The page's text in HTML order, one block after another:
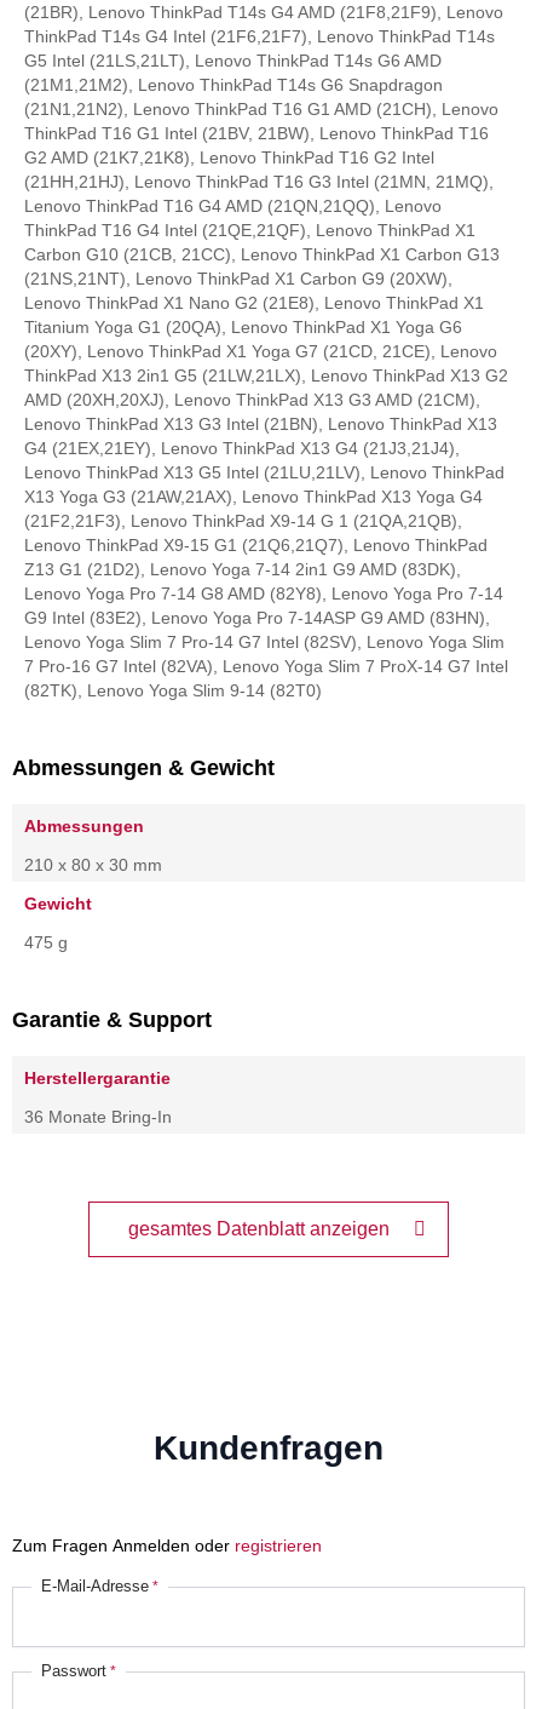
(21BR), Lenovo ThinkPad T14s G4 AMD (21F8,21F9), Lenovo
ThinkPad T14s G4 Intel (21F6,21F7), Lenovo ThinkPad T14s
G5 Intel (21LS,21LT), Lenovo ThinkPad T14s G6 AMD
(21M1,21M2), Lenovo ThinkPad T14s G6 Snapdragon
(21N1,21N2), Lenovo ThinkPad T16 G1 AMD (21CH), Lenovo
ThinkPad T16 G1 Intel (21BV, 21BW), Lenovo ThinkPad T16
G2 AMD (21K7,21K8), Lenovo ThinkPad T16 G2 Intel
(21HH,21HJ), Lenovo ThinkPad T16 G3 Intel (21MN, 21MQ),
Lenovo ThinkPad T16 G4 AMD (21QN,21QQ), Lenovo
ThinkPad T16 G4 Intel (21QE,21QF), Lenovo ThinkPad X1
Carbon G10 (21CB, 21CC), Lenovo ThinkPad X1 Carbon G13
(21NS,21NT), Lenovo ThinkPad X1 Carbon G9 (20XW),
Lenovo ThinkPad X1 Nano G2 (21E8), Lenovo ThinkPad X1
Titanium Yoga G1 (20QA), Lenovo ThinkPad X1 Yoga G6
(20XY), Lenovo ThinkPad X1 Yoga G7 (21CD, 21CE), Lenovo
ThinkPad X13 2in1 G5 (21LW,21LX), Lenovo ThinkPad X13 G2
AMD (20XH,20XJ), Lenovo ThinkPad X13 G3 AMD (21CM),
Lenovo ThinkPad X13 G3 Intel (21BN), Lenovo ThinkPad X13
G4 (21EX,21EY), Lenovo ThinkPad X13 G4 (21J3,21J4),
Lenovo ThinkPad X13 G5 Intel (21LU,21LV), Lenovo ThinkPad
X13 Yoga G3 (21AW,21AX), Lenovo ThinkPad X13 Yoga G4
(21F2,21F3), Lenovo ThinkPad X9-14 G 1 (21QA,21QB),
Lenovo ThinkPad X9-15 G1 (21Q6,21Q7), Lenovo ThinkPad
Z13 G1 (21D2), Lenovo Yoga 7-14 2in1 G9 AMD (83DK),
Lenovo Yoga Pro 7-14 G8 AMD (82Y8), Lenovo Yoga Pro 7-14
G9 Intel (83E2), Lenovo Yoga Pro 7-14ASP G9 AMD (83HN),
Lenovo Yoga Slim 7 Pro-14 G7 Intel (82SV), Lenovo Yoga Slim
7 Pro-16 G7 Intel (82VA), Lenovo Yoga Slim 7 ProX-14 G7 Intel
(82TK), Lenovo Yoga Slim 9-14 (82T0)
Abmessungen & Gewicht
Abmessungen
210 x 80 x 30 mm
Gewicht
475 g
Garantie & Support
Herstellergarantie
36 Monate Bring-In
gesamtes Datenblatt anzeigen
Kundenfragen
Zum Fragen Anmelden oder registrieren
E-Mail-Adresse
Passwort